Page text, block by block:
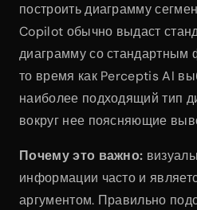
построить диаграмму
Copilot обычно выдаст
диаграмму со стандартным
то время как Perceptis AI
наиболее подходящий тип
вокруг нее поясняющие
Почему это важно:
информации часто и
аргументом. Правильно